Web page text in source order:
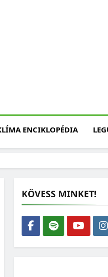
Jövő
ENCIKLOPÉDIA
KÖVESS MINKET!